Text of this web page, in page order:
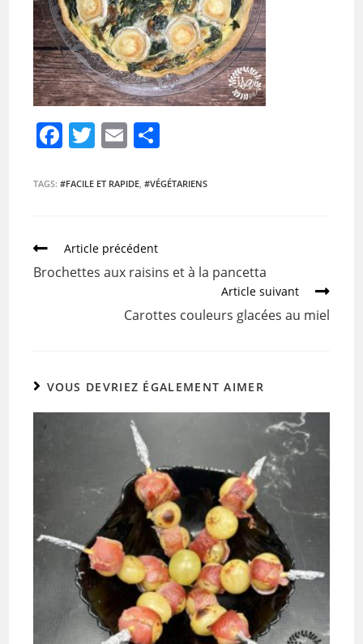
F
c
b
o
T
itt
E
ai ta
TAGS:#FACILE ET RAPIDE, #VÉGÉTARIENS
Article précédent
Brochettes aux raisins et à la pancetta
Article suivant
Carottes couleurs glacées au miel
VOUS DEVRIEZ ÉGALEMENT AIMER